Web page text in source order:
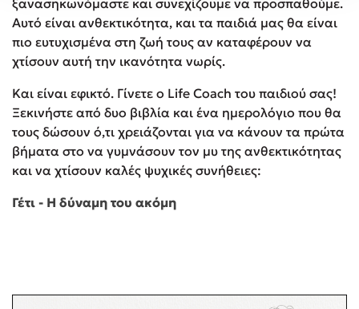
ξανασηκωνόμαστε και συνεχίζουμε να προσπαθούμε.
Αυτό είναι ανθεκτικότητα, και τα παιδιά μας θα είναι
πιο ευτυχισμένα στη ζωή τους αν καταφέρουν να
χτίσουν αυτή την ικανότητα νωρίς.
Και είναι εφικτό. Γίνετε ο Life Coach του παιδιού σας!
Ξεκινήστε από δυο βιβλία και ένα ημερολόγιο που θα
τους δώσουν ό,τι χρειάζονται για να κάνουν τα πρώτα
βήματα στο να γυμνάσουν τον μυ της ανθεκτικότητας
και να χτίσουν καλές ψυχικές συνήθειες:
Γέτι - Η δύναμη του ακόμη